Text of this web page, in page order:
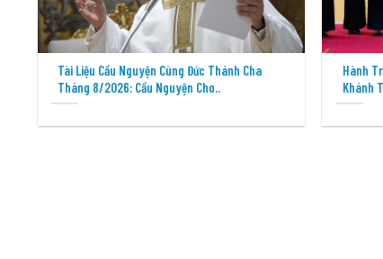
Tài Liệu Cầu Nguyện Cùng Đức Thánh Cha
Tháng 8/2026: Cầu Nguyện Cho..
Hành
Khánh